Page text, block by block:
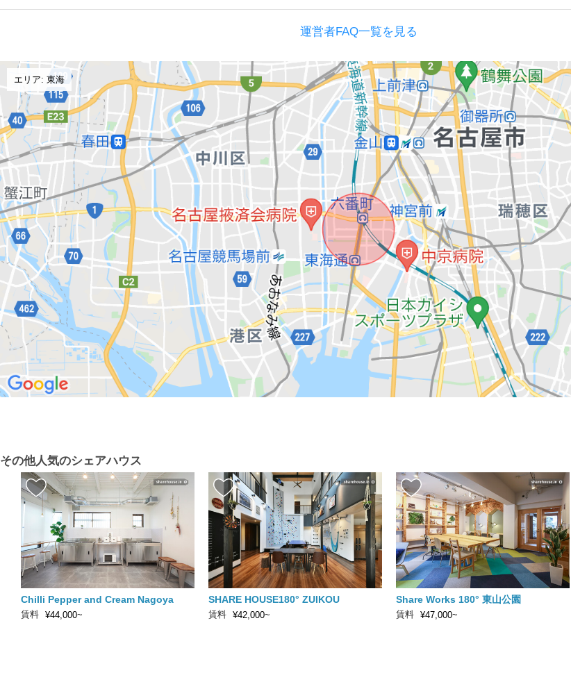
運営者FAQ一覧を見る
エリア: 東海
その他人気のシェアハウス
Chilli Pepper and Cream Nagoya
賃料 ¥44,000~
SHARE HOUSE180° ZUIKOU
賃料 ¥42,000~
Share Works 180° 東山公園
賃料 ¥47,000~